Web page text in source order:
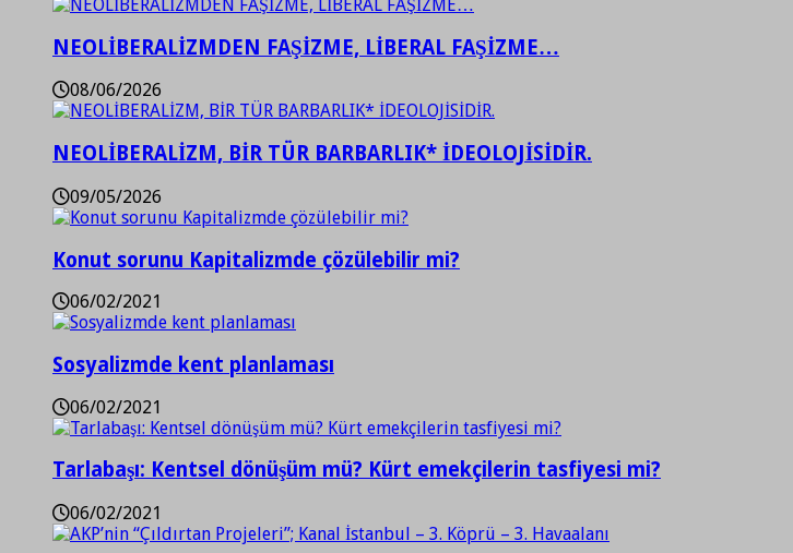
NEOLİBERALİZMDEN FAŞİZME, LİBERAL FAŞİZME…
08/06/2026
NEOLİBERALİZM, BİR TÜR BARBARLIK* İDEOLOJİSİDİR.
09/05/2026
Konut sorunu Kapitalizmde çözülebilir mi?
06/02/2021
Sosyalizmde kent planlaması
06/02/2021
Tarlabaşı: Kentsel dönüşüm mü? Kürt emekçilerin tasfiyesi mi?
06/02/2021